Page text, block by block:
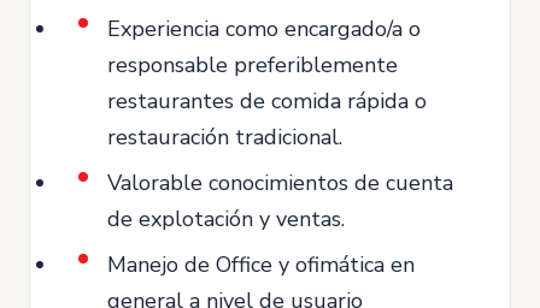
Experiencia como encargado/a o
responsable preferiblemente
restaurantes de comida rápida o
restauración tradicional.
Valorable conocimientos de cuenta
de explotación y ventas.
Manejo de Office y ofimática en
general a nivel de usuario